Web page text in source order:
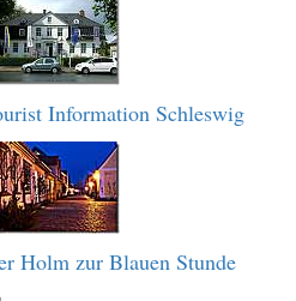
Information Schleswig
Holm zur Blauen Stunde